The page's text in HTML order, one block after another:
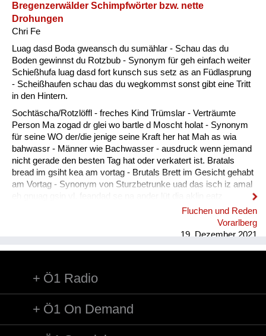
Natur und Landwirtschaft
Fluchen und Reden
Schmankerln und
Kulinarisches
Bregenzerwälder Schimpfwörter bzw. nette
Drohungen
Chri Fe
Luag dasd Boda gweansch du sumählar - Schau das du
Boden gewinnst du Rotzbub - Synonym für geh einfach weiter
Schießhufa luag dasd fort kunsch sus setz as an Füdlasprung
- Scheißhaufen schau das du wegkommst sonst gibt eine Tritt
in den Hintern.
Sochtäscha/Rotzlöffl - freches Kind Trümslar - Verträumte
Person Ma zogad dr glei wo bartle d Moscht holat - Synonym
für seine WO der/die jenige seine Kraft her hat Mah as wia
bahwassr - Männer wie Bachwasser - ausdruck wenn jemand
nicht gerade den besten Tag hat oder verkatert ist. Bratals
bread im gsiht kea am vortag - Brutals Brett im Gesicht gehabt
am Vortag - Synonym von Sturzbetrunke uad das isch iz amal
intreigad. - Gut das war jetzt vorerst genug vielleicht finden
Fluchen und Reden
Vorarlberg
19. Dezember 2021
Ö1 Radio
Ö1 On Demand